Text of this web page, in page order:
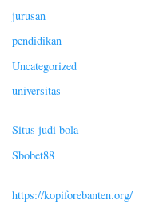
jurusan
pendidikan
Uncategorized
universitas
Situs judi bola
Sbobet88
https://kopiforebanten.org/